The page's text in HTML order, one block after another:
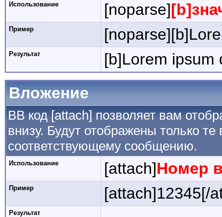
Использование [noparse]
Пример
Результат
[b]Lorem ipsum
Вложение
BB код [attach] позволяет вам
внизу. Будут отображены только
соответствующему сообщению.
Использование [attach]Номер
Пример [attach]12345[/
Результат